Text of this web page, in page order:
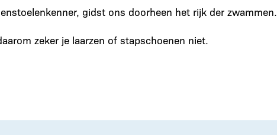
gidst ons doorheen het rijk der zwammen.
zeker je laarzen of stapschoenen niet.